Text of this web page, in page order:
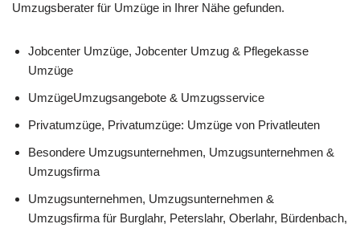
Umzugsberater für Umzüge in Ihrer Nähe gefunden.
Jobcenter Umzüge, Jobcenter Umzug & Pflegekasse
Umzüge
UmzügeUmzugsangebote & Umzugsservice
Privatumzüge, Privatumzüge: Umzüge von Privatleuten
Besondere Umzugsunternehmen, Umzugsunternehmen &
Umzugsfirma
Umzugsunternehmen, Umzugsunternehmen &
Umzugsfirma für Burglahr, Peterslahr, Oberlahr, Bürdenbach,